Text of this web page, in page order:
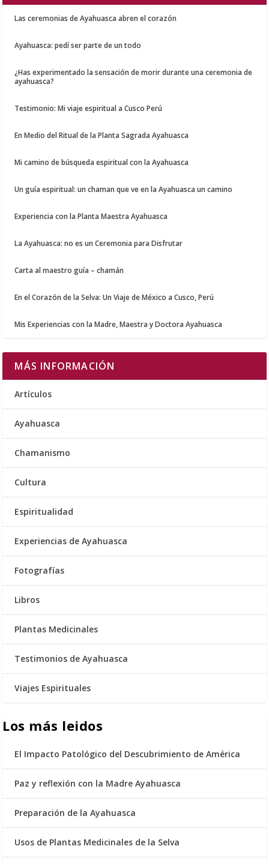
Las ceremonias de Ayahuasca abren el corazón
Ayahuasca: pedí ser parte de un todo
¿Has experimentado la sensación de morir durante una ceremonia de
ayahuasca?
Testimonio: Mi viaje espiritual a Cusco Perú
En Medio del Ritual de la Planta Sagrada Ayahuasca
Mi camino de búsqueda espiritual con la Ayahuasca
Un guía espiritual: un chaman que ve en la Ayahuasca un camino
Experiencia con la Planta Maestra Ayahuasca
La Ayahuasca: no es un Ceremonia para Disfrutar
Carta al maestro guía – chamán
En el Corazón de la Selva: Un Viaje de México a Cusco, Perú
Mis Experiencias con la Madre, Maestra y Doctora Ayahuasca
MÁS INFORMACIÓN
Artículos
Ayahuasca
Chamanismo
Cultura
Espiritualidad
Experiencias de Ayahuasca
Fotografías
Libros
Plantas Medicinales
Testimonios de Ayahuasca
Viajes Espirituales
Los más leidos
El Impacto Patológico del Descubrimiento de América
Paz y reflexión con la Madre Ayahuasca
Preparación de la Ayahuasca
Usos de Plantas Medicinales de la Selva